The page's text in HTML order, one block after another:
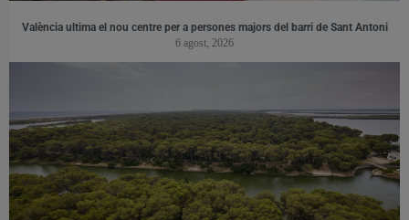
València ultima el nou centre per a persones majors del barri de Sant Antoni
6 agost, 2026